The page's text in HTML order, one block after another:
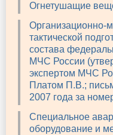
Огнетушащие
Организационно-
тактической
состава
МЧС России
экспертом МЧС
Платом П.В.;
2007 года за
Специальное
оборудование и